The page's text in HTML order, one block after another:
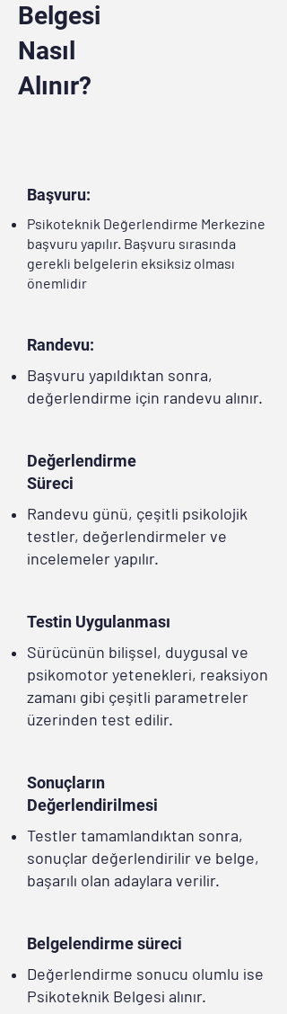
Belgesi
Nasıl
Alınır?
Başvuru:
Psikoteknik Değerlendirme Merkezine
başvuru yapılır. Başvuru sırasında
gerekli belgelerin eksiksiz olması
önemlidir
Randevu:
Başvuru yapıldıktan sonra,
değerlendirme için randevu alınır.
Değerlendirme
Süreci
Randevu günü, çeşitli psikolojik
testler, değerlendirmeler ve
incelemeler yapılır.
Testin Uygulanması
Sürücünün bilişsel, duygusal ve
psikomotor yetenekleri, reaksiyon
zamanı gibi çeşitli parametreler
üzerinden test edilir.
Sonuçların
Değerlendirilmesi
Testler tamamlandıktan sonra,
sonuçlar değerlendirilir ve belge,
başarılı olan adaylara verilir.
Belgelendirme süreci
Değerlendirme sonucu olumlu ise
Psikoteknik Belgesi alınır.